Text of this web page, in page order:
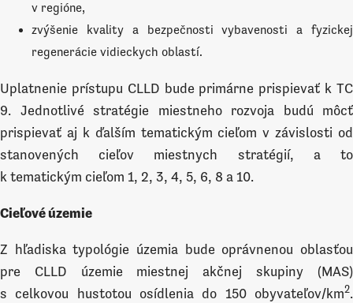
v regióne,
zvýšenie kvality a bezpečnosti vybavenosti a fyzickej
regenerácie vidieckych oblastí.
Uplatnenie prístupu CLLD bude primárne prispievať k TC
9. Jednotlivé stratégie miestneho rozvoja budú môcť
prispievať aj k ďalším tematickým cieľom v závislosti od
stanovených cieľov miestnych stratégií, a to
k tematickým cieľom 1, 2, 3, 4, 5, 6, 8 a 10.
Cieľové územie
Z hľadiska typológie územia bude oprávnenou oblasťou
pre CLLD územie miestnej akčnej skupiny (MAS)
s celkovou hustotou osídlenia do 150 obyvateľov/km2.